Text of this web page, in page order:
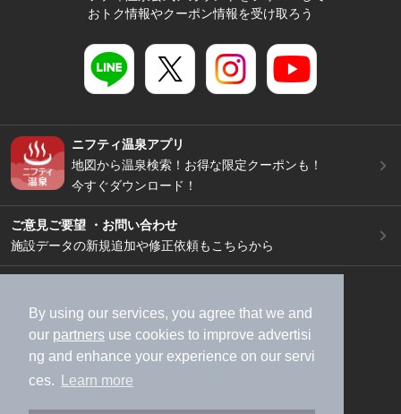
By using our services, you agree that we and
our partners use cookies to improve advertisi
ng and enhance your experience on our servi
ces.
Learn more
おトク情報やクーポン情報を受け取ろう
ニフティ温泉アプリ
地図から温泉検索！お得な限定クーポンも！
今すぐダウンロード！
ご意見ご要望 ・お問い合わせ
施設データの新規追加や修正依頼もこちらから
加盟店募集（資料請求）
広告出稿のご案内
利用規約
ライフスタイルMEMBERS+規約
特定商取引法に基づく表記
ヘルプ
採用情報
運営会社